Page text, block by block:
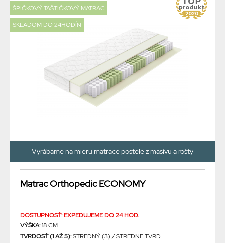
ŠPIČKOVÝ TAŠTIČKOVÝ MATRAC
SKLADOM DO 24HODÍN
Vyrábame na mieru matrace postele z masívu a rošty
Matrac Orthopedic ECONOMY
DOSTUPNOSŤ: EXPEDUJEME DO 24 HOD.
VÝŠKA:18 CM
TVRDOSŤ (1 AŽ 5):STREDNÝ (3) / STREDNE TVRD...